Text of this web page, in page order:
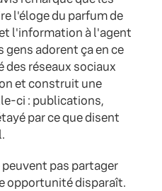
l'éloge du parfum de
l'information à l'agent
gens adorent ça en ce
des réseaux sociaux
et construit une
ci : publications,
par ce que disent
peuvent pas partager
opportunité disparaît.